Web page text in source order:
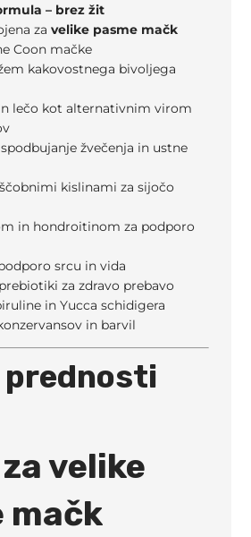
– brez žit
zavelike pasme mačk
Coon mačke
kakovostnega bivoljega
lečo kot alternativnim virom
žvečenja in ustne
kislinami za sijočo
in hondroitinom za podporo
srcu in vida
za zdravo prebavo
in Yucca schidigera
in barvil
prednosti
velike
mačk